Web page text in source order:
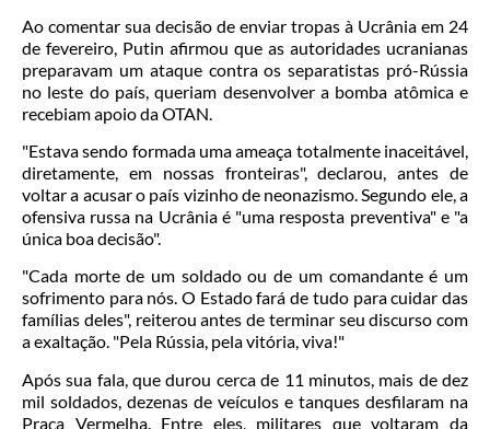
Ao comentar sua decisão de enviar tropas à Ucrânia em 24
de fevereiro, Putin afirmou que as autoridades ucranianas
preparavam um ataque contra os separatistas pró-Rússia
no leste do país, queriam desenvolver a bomba atômica e
recebiam apoio da OTAN.
"Estava sendo formada uma ameaça totalmente inaceitável,
diretamente, em nossas fronteiras", declarou, antes de
voltar a acusar o país vizinho de neonazismo. Segundo ele, a
ofensiva russa na Ucrânia é "uma resposta preventiva" e "a
única boa decisão".
"Cada morte de um soldado ou de um comandante é um
sofrimento para nós. O Estado fará de tudo para cuidar das
famílias deles", reiterou antes de terminar seu discurso com
a exaltação. "Pela Rússia, pela vitória, viva!"
Após sua fala, que durou cerca de 11 minutos, mais de dez
mil soldados, dezenas de veículos e tanques desfilaram na
Praça Vermelha. Entre eles, militares que voltaram da